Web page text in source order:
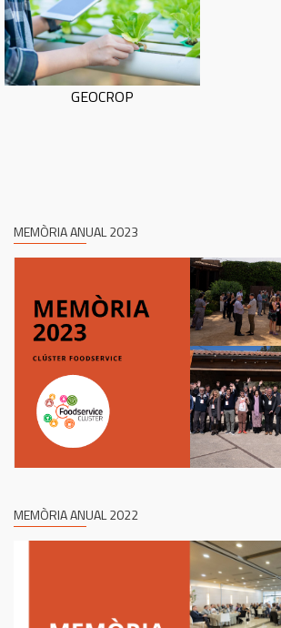
GEOCROP
MEMÒRIA ANUAL 2023
MEMÒRIA ANUAL 2022